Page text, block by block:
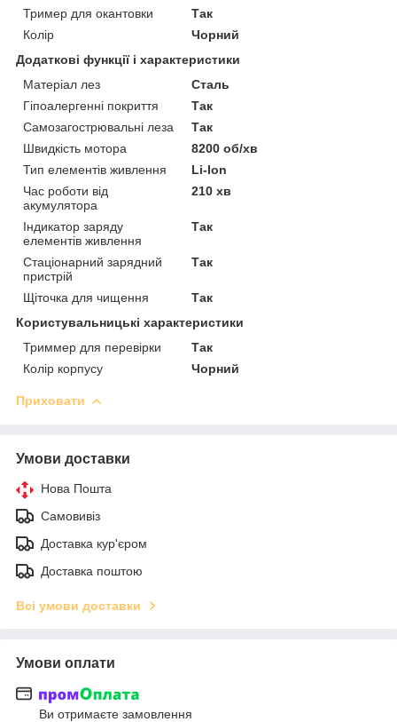
Тример для окантовки
Так
Колір
Чорний
Додаткові функції і характеристики
Матеріал лез
Сталь
Гіпоалергенні покриття
Так
Самозагострювальні леза
Так
Швидкість мотора
8200 об/хв
Тип елементів живлення
Li-Ion
Час роботи від
акумулятора
210 хв
Індикатор заряду
елементів живлення
Так
Стаціонарний зарядний
пристрій
Так
Щіточка для чищення
Так
Користувальницькі характеристики
Триммер для перевірки
Так
Колір корпусу
Чорний
Приховати
Умови доставки
Нова Пошта
Самовивіз
Доставка кур'єром
Доставка поштою
Всі умови доставки
Умови оплати
Ви отримаєте замовлення